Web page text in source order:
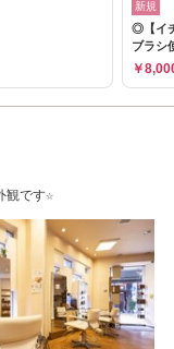
新規
◎【イ
ブラシ
￥
観です☆